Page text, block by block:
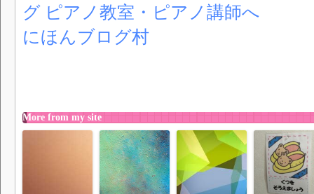
にほんブログ村
More from my site